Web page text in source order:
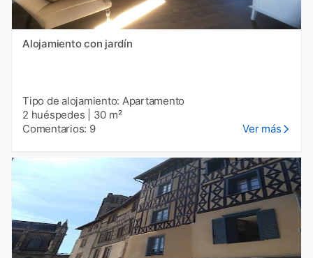
Alojamiento con jardín
Tipo de alojamiento: Apartamento
2 huéspedes
30 m²
Comentarios: 9
Ver más